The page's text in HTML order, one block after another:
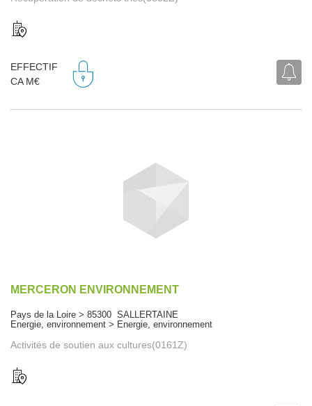
EFFECTIF
CA M€
MERCERON ENVIRONNEMENT
Pays de la Loire > 85300 SALLERTAINE
Energie, environnement > Energie, environnement
Activités de soutien aux cultures(0161Z)